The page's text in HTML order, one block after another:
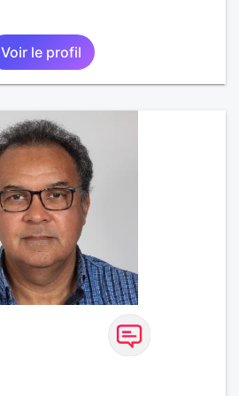
Voir le profil